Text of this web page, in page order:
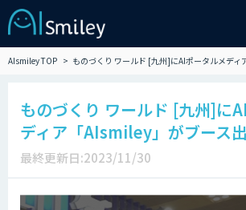
AIsmiley TOP ものづくり ワールド [九州]にAIポータルメディ
ものづくり ワールド [九州]に
ディア「AIsmiley」がブース
最終更新日:2023/11/30